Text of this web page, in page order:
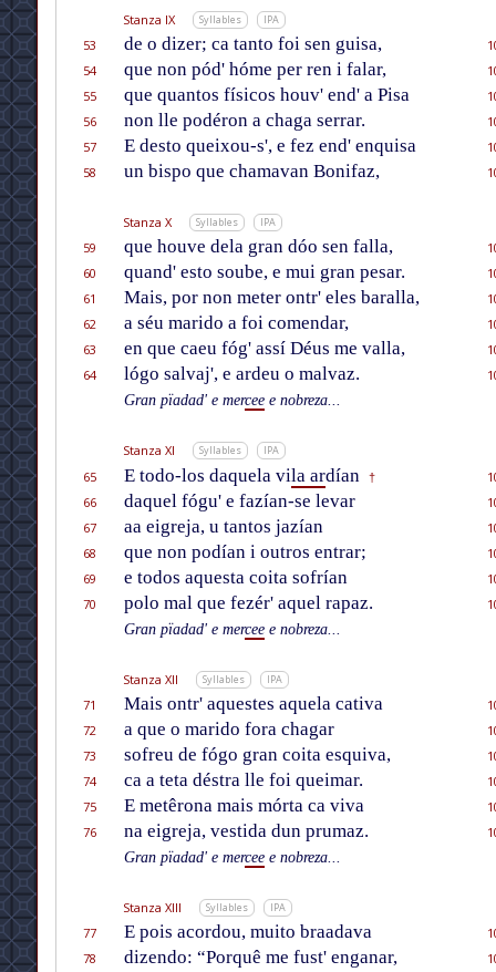
Stanza IX Syllables IPA
53 de o dizer; ca tanto foi sen guisa,
54
que non pód' hóme per ren i falar,
55
que quantos físicos houv' end' a Pisa
56
non lle podéron a chaga serrar.
57
E desto queixou-s', e fez end' enquisa
58
un bispo que chamavan Bonifaz,
Stanza X Syllables IPA
59 que houve dela gran dóo sen falla,
60
quand' esto soube, e mui gran pesar.
61
Mais, por non meter ontr' eles baralla,
62
a séu marido a foi comendar,
63
en que caeu fóg' assí Déus me valla,
64
lógo salvaj', e ardeu o malvaz.
Gran pïadad' e merceee nobreza...
Stanza XI Syllables IPA
65 E todo-los daquela vila ardían †
66
daquel fógu' e fazían-se levar
67
aa eigreja, u tantos jazían
68
que non podían i outros entrar;
69
e todos aquesta coita sofrían
70
polo mal que fezér' aquel rapaz.
Gran pïadad' e merceee nobreza...
Stanza XII Syllables IPA
71 Mais ontr' aquestes aquela cativa
72
a que o marido fora chagar
73
sofreu de fógo gran coita esquiva,
74
ca a teta déstra lle foi queimar.
75
E metêrona mais mórta ca viva
76
na eigreja, vestida dun prumaz.
Gran pïadad' e merceee nobreza...
Stanza XIII Syllables IPA
77 E pois acordou, muito braadava
78
dizendo: “Porquê me fust' enganar,